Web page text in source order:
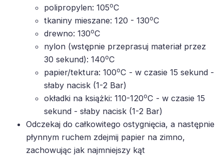
polipropylen: 105oC
tkaniny mieszane: 120 - 130oC
drewno: 130oC
nylon (wstępnie przeprasuj materiał przez
30 sekund): 140oC
papier/tektura: 100oC - w czasie 15 sekund -
słaby nacisk (1-2 Bar)
okładki na książki: 110-120oC - w czasie 15
sekund - słaby nacisk (1-2 Bar)
Odczekaj do całkowitego ostygnięcia, a następnie
płynnym ruchem zdejmij papier na zimno,
zachowując jak najmniejszy kąt